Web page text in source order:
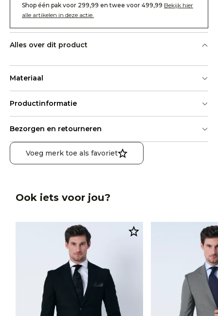
Shop één pak voor 299,99 en twee voor 499,99 Bekijk hier
alle artikelen in deze actie.
Alles over dit product
Materiaal
Productinformatie
Bezorgen en retourneren
Voeg merk toe als favoriet
Ook iets voor jou?